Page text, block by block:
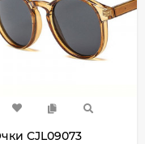
CJL09073